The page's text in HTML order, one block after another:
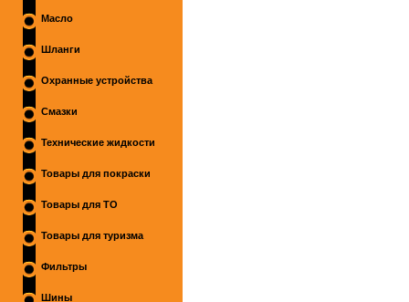
Масло
Шланги
Охранные устройства
Смазки
Технические жидкости
Товары для покраски
Товары для ТО
Товары для туризма
Фильтры
Шины